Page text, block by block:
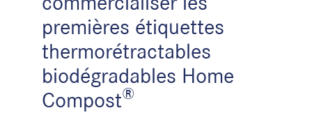
premières étiquettes
thermorétractables
biodégradables Home
Compost®